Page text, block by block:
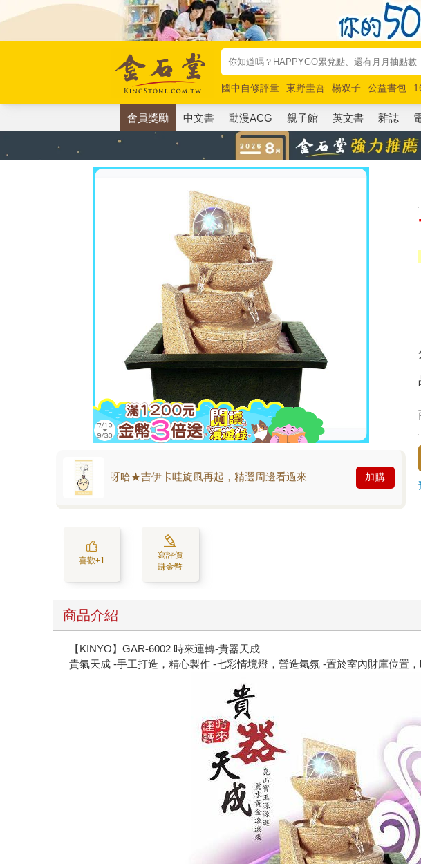
國中自修評量 東野圭吾 楊双子 公益書包
唯紅花綻放
奧德賽 路邊攤新作 馬斯克 玩
會員獎勵 中文書 動漫ACG 親子館 英文書 雜誌
呀哈★吉伊卡哇旋風再起，精選周邊看過來 加購
喜歡+1
寫評價
賺金幣
商品介紹
【KINYO】GAR-6002 時來運轉-貴器天成
貴氣天成 ‐手工打造，精心製作 ‐七彩情境燈，營造氣氛 ‐置於室內財庫位置